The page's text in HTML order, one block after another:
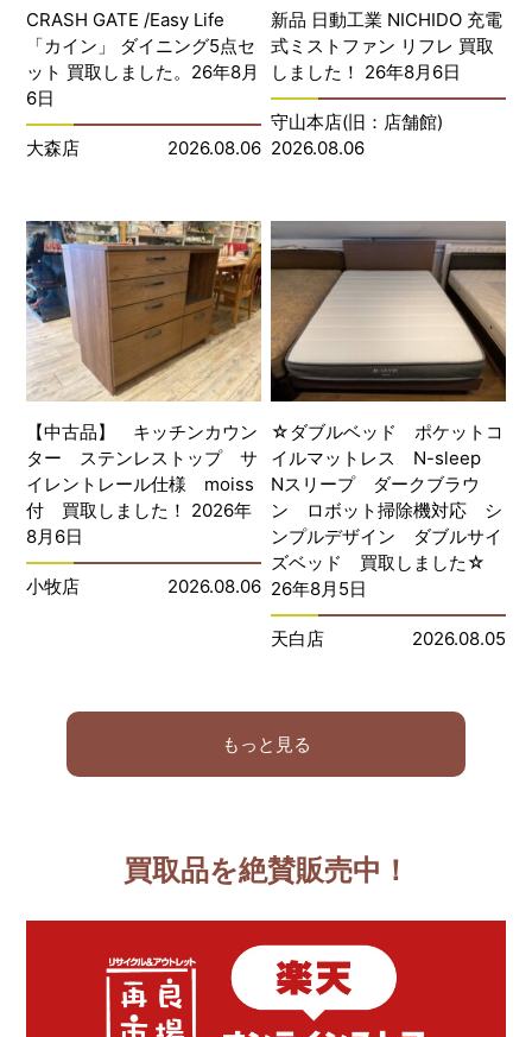
CRASH GATE /Easy Life
「カイン」 ダイニング5点セ
ット 買取しました。26年8月
6日
大森店 2026.08.06
新品 日動工業 NICHIDO 充電
式ミストファン リフレ 買取
しました！ 26年8月6日
守山本店(旧：店舗館)
2026.08.06
【中古品】 キッチンカウン
ター ステンレストップ サ
イレントレール仕様 moiss
付 買取しました！ 2026年
8月6日
小牧店 2026.08.06
☆ダブルベッド ポケットコ
イルマットレス N-sleep
Nスリープ ダークブラウ
ン ロボット掃除機対応 シ
ンプルデザイン ダブルサイ
ズベッド 買取しました☆
26年8月5日
天白店 2026.08.05
もっと見る
買取品を絶賛販売中！